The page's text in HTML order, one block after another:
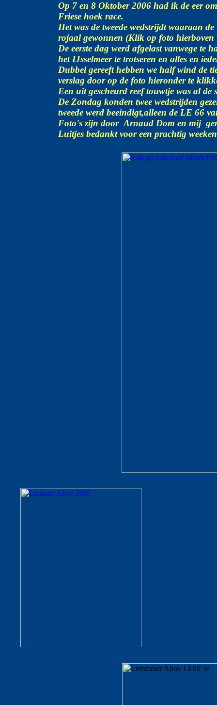
Op 7 en 8 Oktober 2006 had ik de eer
Friese hoek race.
Het was de tweede wedstrijdt waaraan
rojaal gewonnen (Klik op foto hierboven
De eerste dag werd afgelast vanwege te
het IJsselmeer te trotseren en alles en
Dubbel gereeft hebben we half wind de
verslag door op de foto hieronder te
Een uit gescheurd reef touwtje was al de
De Zondag konden twee wedstrijden
tweede werd beeindigt,alleen de LE 66
Foto's zijn door Arnaud Dom en mij
Luitjes bedankt voor een prachtig